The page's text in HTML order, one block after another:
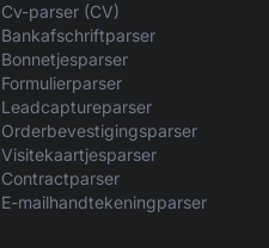
Cv-parser (CV)
Bankafschriftparser
Bonnetjesparser
Formulierparser
Leadcaptureparser
Orderbevestigingsparser
Visitekaartjesparser
Contractparser
E-mailhandtekeningparser